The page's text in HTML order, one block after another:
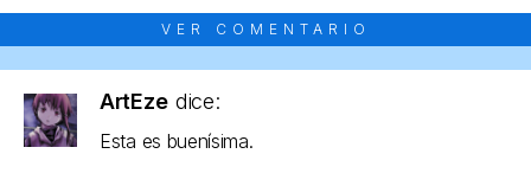
VER COMENTARIO
ArtEze dice:
Esta es buenísima.